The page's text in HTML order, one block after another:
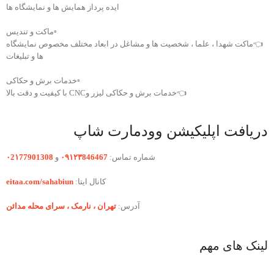
ایده پرداز همایش ها و نمایشگاه ها
▫️ماکت و تندیس
👈ماکت شهدا ، علما ، شخصیت ها و مشاغل در ابعاد مختلف مخصوص نمایشگاه
ها و تبلیغات
▫️خدمات برش و حکاکی
👈خدمات برش و حکاکی لیزر وCNC با کیفیت و دقت بالا
دریافت اپلیکیشن وودمارت شاپ
شماره تماس: ۰۹۱۲۳846467 و ۰2۱77901308
کانال ایتا: eitaa.com/sahabiun
آدرس: تهران ،‌ نارمک ، سرای محله مدائن
لینک های مهم